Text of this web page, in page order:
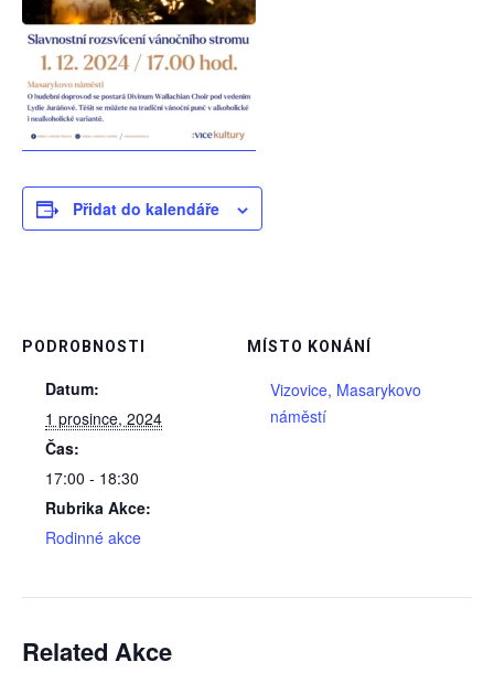
Přidat do kalendáře
PODROBNOSTI
Datum:
1 prosince, 2024
Čas:
17:00 - 18:30
Rubrika Akce:
Rodinné akce
MÍSTO KONÁNÍ
Vizovice, Masarykovo
náměstí
Related Akce